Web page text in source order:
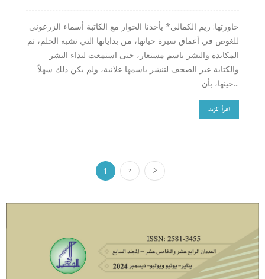
حاورتها: ريم الكمالي* يأخذنا الحوار مع الكاتبة أسماء الزرعوني
للغوص في أعماق سيرة حياتها، من بداياتها التي تشبه الحلم، ثم
المكابدة والنشر باسم مستعار، حتى استمعت لنداء النشر
والكتابة عبر الصحف لتنشر باسمها علانية، ولم يكن ذلك سهلاً
حينها، بأن...
اقرأ المزيد
1 2